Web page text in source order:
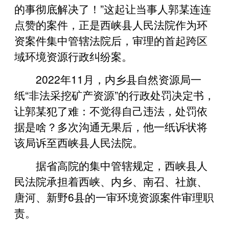
的事彻底解决了！”这起让当事人郭某连连
点赞的案件，正是西峡县人民法院作为环
资案件集中管辖法院后，审理的首起跨区
域环境资源行政纠纷案。
2022年11月，内乡县自然资源局一
纸“非法采挖矿产资源”的行政处罚决定书，
让郭某犯了难：不觉得自己违法，处罚依
据是啥？多次沟通无果后，他一纸诉状将
该局诉至西峡县人民法院。
据省高院的集中管辖规定，西峡县人
民法院承担着西峡、内乡、南召、社旗、
唐河、新野6县的一审环境资源案件审理职
责。